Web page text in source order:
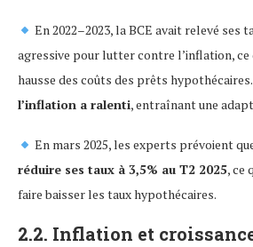
En 2022–2023, la BCE avait relevé ses
agressive pour lutter contre l’inflation, ce
hausse des coûts des prêts
l’inflation a ralenti, entraînant une
En mars 2025, les experts prévoient
réduire ses taux à 3,5% au T2 2025, ce
faire baisser les taux hypothécaires.
2.2. Inflation et